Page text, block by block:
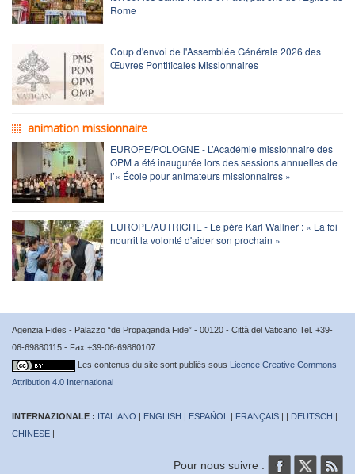
Rome
Coup d'envoi de l'Assemblée Générale 2026 des
Œuvres Pontificales Missionnaires
animation missionnaire
EUROPE/POLOGNE - L’Académie missionnaire des
OPM a été inaugurée lors des sessions annuelles de
l’« École pour animateurs missionnaires »
EUROPE/AUTRICHE - Le père Karl Wallner : « La foi
nourrit la volonté d'aider son prochain »
Agenzia Fides - Palazzo “de Propaganda Fide” - 00120 - Città del Vaticano Tel. +39-
06-69880115 - Fax +39-06-69880107
Les contenus du site sont publiés sous Licence Creative Commons
Attribution 4.0 International
INTERNAZIONALE : ITALIANO | ENGLISH | ESPAÑOL | FRANÇAIS | | DEUTSCH |
CHINESE |
Pour nous suivre :